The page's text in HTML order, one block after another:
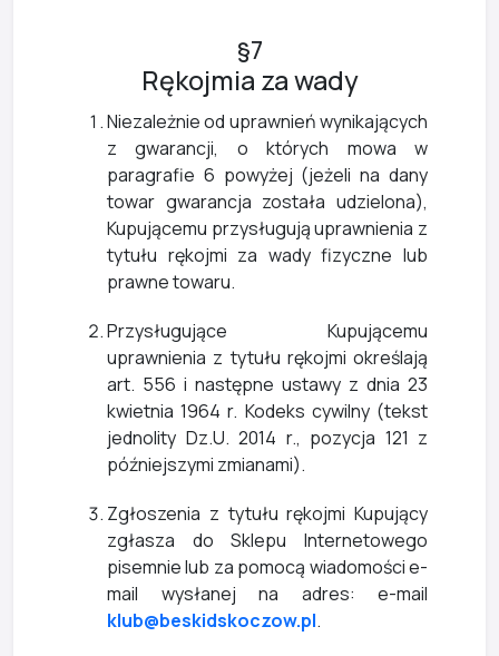
§7
Rękojmia za wady
Niezależnie od uprawnień wynikających
z gwarancji, o których mowa w
paragrafie 6 powyżej (jeżeli na dany
towar gwarancja została udzielona),
Kupującemu przysługują uprawnienia z
tytułu rękojmi za wady fizyczne lub
prawne towaru.
Przysługujące Kupującemu
uprawnienia z tytułu rękojmi określają
art. 556 i następne ustawy z dnia 23
kwietnia 1964 r. Kodeks cywilny (tekst
jednolity Dz.U. 2014 r., pozycja 121 z
późniejszymi zmianami).
Zgłoszenia z tytułu rękojmi Kupujący
zgłasza do Sklepu Internetowego
pisemnie lub za pomocą wiadomości e-
mail wysłanej na adres: e-mail
klub@beskidskoczow.pl.